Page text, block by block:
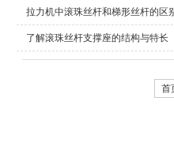
拉力机中滚珠丝杆和梯形丝杆的区
了解滚珠丝杆支撑座的结构与特长
首